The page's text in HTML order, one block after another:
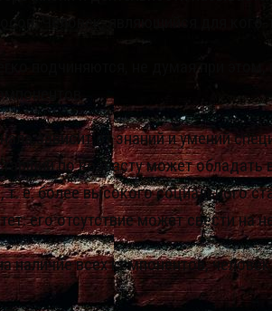
Человек, являющийся для
подчиняются, не думая при
зависит от знаний и умений
по возрасту может обладать
т. е. более высокого социального
его отсутствие может свести на
наличие всех компонентов,